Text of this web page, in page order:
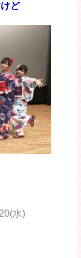
ど
水)